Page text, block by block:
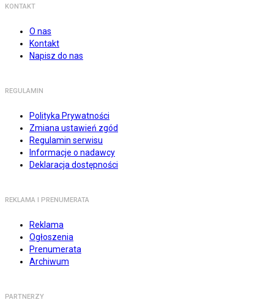
KONTAKT
O nas
Kontakt
Napisz do nas
REGULAMIN
Polityka Prywatności
Zmiana ustawień zgód
Regulamin serwisu
Informacje o nadawcy
Deklaracja dostępności
REKLAMA I PRENUMERATA
Reklama
Ogłoszenia
Prenumerata
Archiwum
PARTNERZY